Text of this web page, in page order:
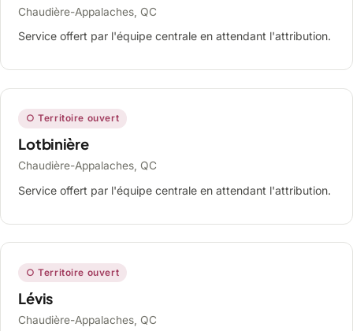
Chaudière-Appalaches, QC
Service offert par l'équipe centrale en attendant l'attribution.
○ Territoire ouvert
Lotbinière
Chaudière-Appalaches, QC
Service offert par l'équipe centrale en attendant l'attribution.
○ Territoire ouvert
Lévis
Chaudière-Appalaches, QC